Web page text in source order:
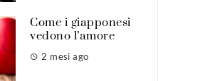
Come i giapponesi
vedono l’amore
2 mesi ago